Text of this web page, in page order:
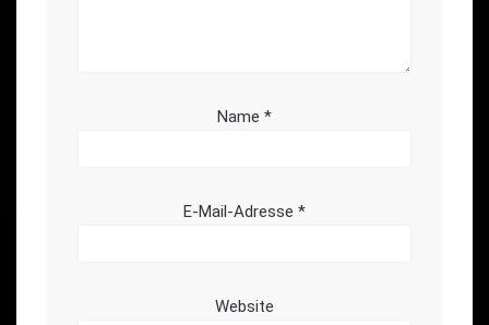
Name *
E-Mail-Adresse *
Website